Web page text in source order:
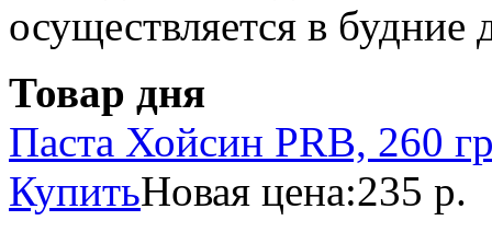
осуществляется в будние
Товар дня
Паста Хойсин PRB, 260
КупитьНовая цена:235 р.